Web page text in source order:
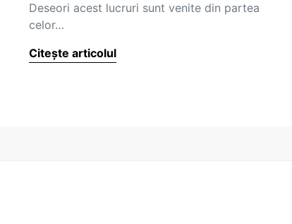
Deseori acest lucruri sunt venite din partea
celor…
Citește articolul